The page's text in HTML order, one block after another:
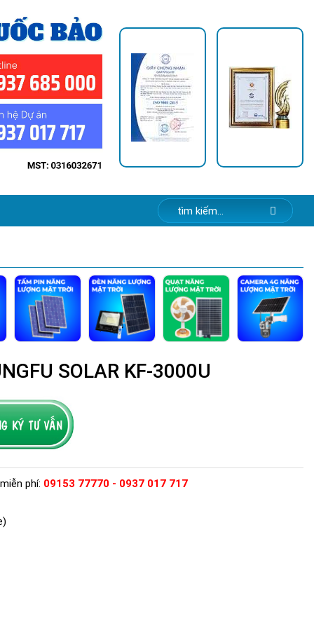
SOLAR KF-3000U
phí: 09153 77770 - 0937 017 717